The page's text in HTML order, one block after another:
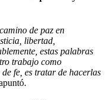
de paz en
libertad,
estas palabras
trabajo como
fe, es tratar de hacerlas